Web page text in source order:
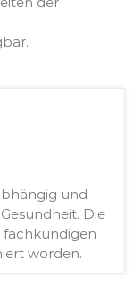
und
Die
fachkundigen
worden.